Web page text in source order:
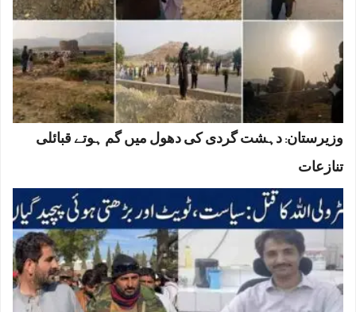
وزیرستان: دہشت گردی کی دھول میں گم ہوتے قبائلی
تنازعات